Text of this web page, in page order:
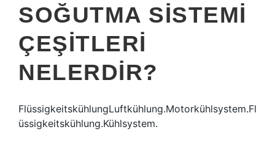
SOĞUTMA SISTEMI
ÇEŞITLERI
NELERDIR?
FlüssigkeitskühlungLuftkühlung.Motorkühlsystem.Fl
üssigkeitskühlung.Kühlsystem.